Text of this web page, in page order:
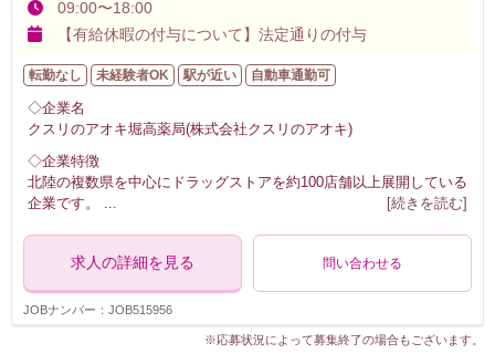
09:00〜18:00
【有給休暇の付与について】法定通りの付与
転勤なし 未経験者OK 駅が近い 自動車通勤可
◇企業名
クスリのアオキ堀高薬局(株式会社クスリのアオキ)
◇企業特徴
北陸の複数県を中心にドラッグストアを約100店舗以上展開している
企業です。
[続きを読む]
求人の詳細を見る 問い合わせる
JOBナンバー：JOB515956
※応募状況によって募集終了の場合もございます。